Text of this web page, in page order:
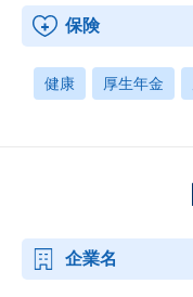
保険
健康 厚生年金
企業名